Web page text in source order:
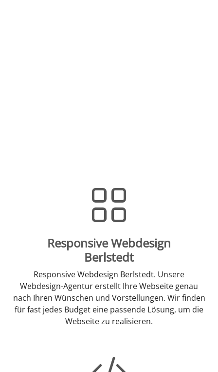
Responsive Webdesign
Berlstedt
Responsive Webdesign Berlstedt. Unsere
Webdesign-Agentur erstellt Ihre Webseite genau
nach Ihren Wünschen und Vorstellungen. Wir finden
für fast jedes Budget eine passende Lösung, um die
Webseite zu realisieren.